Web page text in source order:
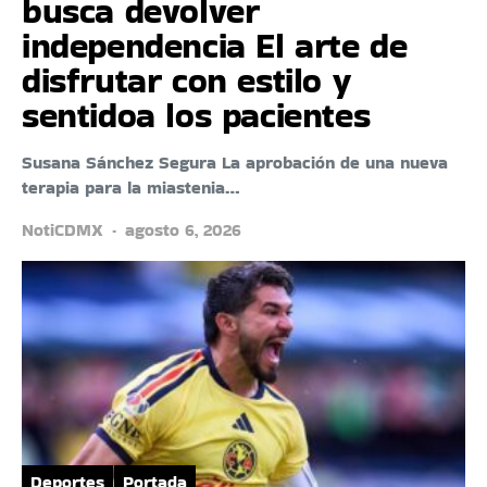
busca devolver
independencia El arte de
disfrutar con estilo y
sentidoa los pacientes
Susana Sánchez Segura La aprobación de una nueva
terapia para la miastenia…
NotiCDMX
agosto 6, 2026